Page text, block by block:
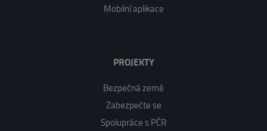
Mobilní aplikace
PROJEKTY
Bezpečná země
Zabezpečte se
Spolupráce s PČR